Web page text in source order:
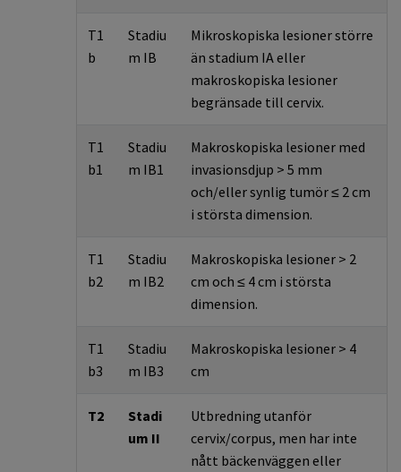
T1
b
Stadiu
m IB
Mikroskopiska lesioner större
än stadium IA eller
makroskopiska lesioner
begränsade till cervix.
T1
b1
Stadiu
m IB1
Makroskopiska lesioner med
invasionsdjup > 5 mm
och/eller synlig tumör ≤ 2 cm
i största dimension.
T1
b2
Stadiu
m IB2
Makroskopiska lesioner > 2
cm och ≤ 4 cm i största
dimension.
T1
b3
Stadiu
m IB3
Makroskopiska lesioner > 4
cm
T2
Stadi
um II
Utbredning utanför
cervix/corpus, men har inte
nått bäckenväggen eller